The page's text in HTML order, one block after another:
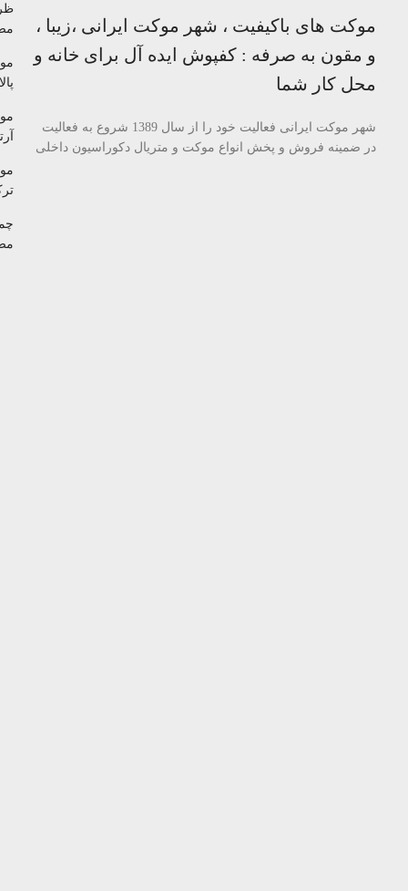
موکت های باکیفیت ، شهر موکت ایرانی ،زیبا ،
و مقون به صرفه : کفپوش ایده آل برای خانه و
محل کار شما
شهر موکت ایرانی فعالیت خود را از سال 1389 شروع به فعالیت
در ضمینه فروش و پخش انواع موکت و متریال دکوراسیون داخلی